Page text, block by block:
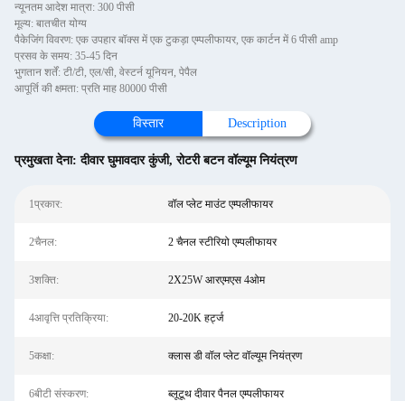
न्यूनतम आदेश मात्रा: 300 पीसी
मूल्य: बातचीत योग्य
पैकेजिंग विवरण: एक उपहार बॉक्स में एक टुकड़ा एम्पलीफायर, एक कार्टन में 6 पीसी amp
प्रसव के समय: 35-45 दिन
भुगतान शर्तें: टी/टी, एल/सी, वेस्टर्न यूनियन, पेपैल
आपूर्ति की क्षमता: प्रति माह 80000 पीसी
विस्तार Description
प्रमुखता देना:दीवार घुमावदार कुंजी,रोटरी बटन वॉल्यूम नियंत्रण
1प्रकार: वॉल प्लेट माउंट एम्पलीफायर
2चैनल: 2 चैनल स्टीरियो एम्पलीफायर
3शक्ति: 2X25W आरएमएस 4ओम
4आवृत्ति प्रतिक्रिया: 20-20K हर्ट्ज
5कक्षा: क्लास डी वॉल प्लेट वॉल्यूम नियंत्रण
6बीटी संस्करण: ब्लूटूथ दीवार पैनल एम्पलीफायर